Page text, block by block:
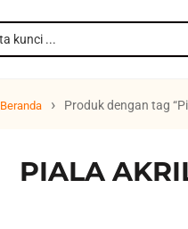
Beranda › Produk dengan tag
PIALA